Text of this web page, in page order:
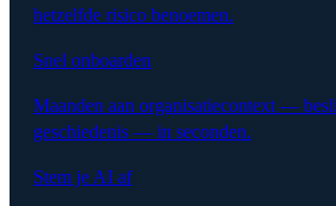
hetzelfde risico benoemen.
Snel onboarden
Maanden aan organisatiecontext —
geschiedenis — in seconden.
Stem je AI af